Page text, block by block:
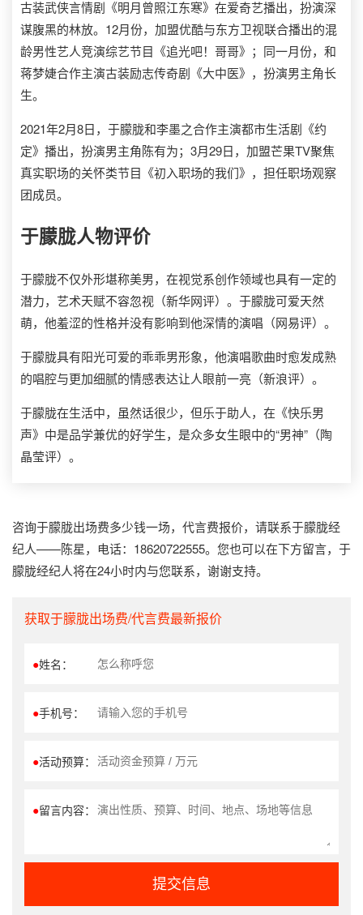
古装武侠言情剧《明月曾照江东寒》在爱奇艺播出，扮演深
谋腹黑的林放。12月份，加盟优酷与东方卫视联合播出的混
龄男性艺人竞演综艺节目《追光吧！哥哥》；同一月份，和
蒋梦婕合作主演古装励志传奇剧《大中医》，扮演男主角长
生。
2021年2月8日，于朦胧和李墨之合作主演都市生活剧《约
定》播出，扮演男主角陈有为；3月29日，加盟芒果TV聚焦
真实职场的关怀类节目《初入职场的我们》，担任职场观察
团成员。
于朦胧人物评价
于朦胧不仅外形堪称美男，在视觉系创作领域也具有一定的
潜力，艺术天赋不容忽视（新华网评）。于朦胧可爱天然
萌，他羞涩的性格并没有影响到他深情的演唱（网易评）。
于朦胧具有阳光可爱的乖乖男形象，他演唱歌曲时愈发成熟
的唱腔与更加细腻的情感表达让人眼前一亮（新浪评）。
于朦胧在生活中，虽然话很少，但乐于助人，在《快乐男
声》中是品学兼优的好学生，是众多女生眼中的“男神”（陶
晶莹评）。
咨询于朦胧出场费多少钱一场，代言费报价，请联系于朦胧经
纪人——陈星，电话：18620722555。您也可以在下方留言，于
朦胧经纪人将在24小时内与您联系，谢谢支持。
获取于朦胧出场费/代言费最新报价
●姓名：
●手机号：
●活动预算：
●留言内容：
提交信息